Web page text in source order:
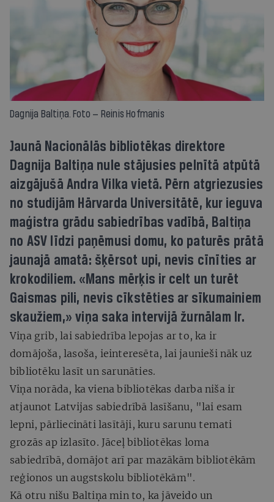
Dagnija Baltiņa. Foto — Reinis Hofmanis
Jaunā Nacionālās bibliotēkas direktore
Dagnija Baltiņa nule stājusies pelnītā atpūtā
aizgājušā Andra Vilka vietā. Pērn atgriezusies
no studijām Hārvarda Universitātē, kur ieguva
maģistra grādu sabiedrības vadībā, Baltiņa
no ASV līdzi paņēmusi domu, ko paturēs prātā
jaunajā amatā: šķērsot upi, nevis cīnīties ar
krokodiliem. «Mans mērķis ir celt un turēt
Gaismas pili, nevis cīkstēties ar sīkumainiem
skaužiem,» viņa saka intervijā žurnālam Ir.
Viņa grib, lai sabiedrība lepojas ar to, ka ir
domājoša, lasoša, ieinteresēta, lai jaunieši nāk uz
bibliotēku lasīt un sarunāties.
Viņa norāda, ka viena bibliotēkas darba niša ir
atjaunot Latvijas sabiedrībā lasīšanu, "lai esam
lepni, pārliecināti lasītāji, kuru sarunu temati
grozās ap izlasīto. Jāceļ bibliotēkas loma
sabiedrībā, domājot arī par mazākām bibliotēkām
reģionos un augstskolu bibliotēkām".
Kā otru nišu Baltiņa min to, ka jāveido un